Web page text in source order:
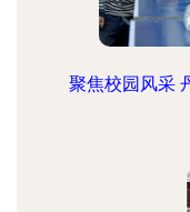
聚焦校园风采